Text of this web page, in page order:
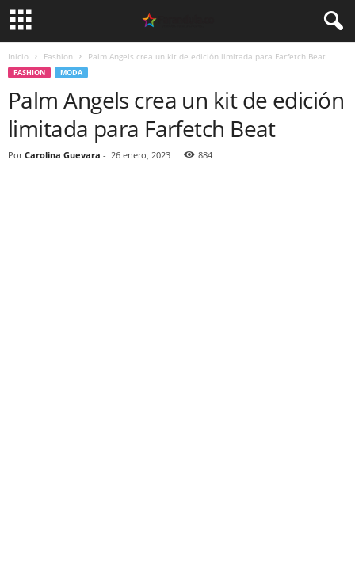
Inicio Fashion Palm Angels crea un kit de edición limitada para Farfetch Beat
FASHION MODA
Palm Angels crea un kit de edición
limitada para Farfetch Beat
Por Carolina Guevara - 26 enero, 2023 884